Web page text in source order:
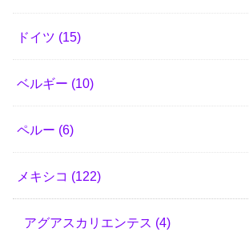
ドイツ (15)
ベルギー (10)
ペルー (6)
メキシコ (122)
アグアスカリエンテス (4)